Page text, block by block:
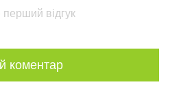
відгук
коментар